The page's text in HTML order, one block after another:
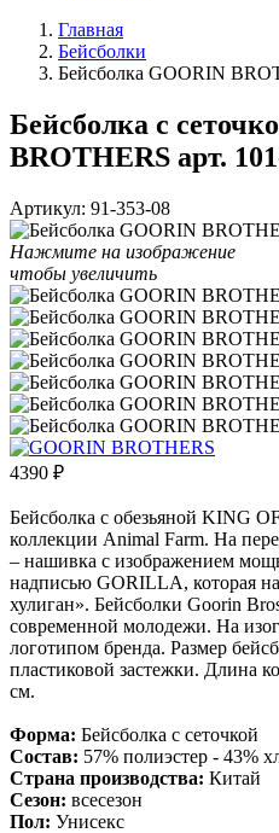
Главная
Бейсболки
Бейсболка GOORIN
Бейсболка с
BROTHERS арт.
Артикул: 91-353-08
Нажмите на изображение
чтобы увеличить
4390 ₽
Бейсболка с обезьяной KING
коллекции Animal Farm. На
– нашивка с изображением
надписью GORILLA, которая на
хулиган». Бейсболки Goorin
современной молодежи. На
логотипом бренда. Размер
пластиковой застежки. Длина
см.
Форма: Бейсболка с сеточкой
Состав: 57% полиэстер - 43%
Страна производства: Китай
Сезон: всесезон
Пол: Унисекс